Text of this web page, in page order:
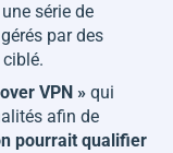
série de
par des
VPN » qui
afin de
pourrait qualifier